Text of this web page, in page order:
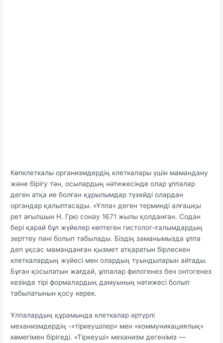
Көпклеткалы организмдердің клеткалары үшін мамандану
және бірігу тән, осылардың нәтижесінде олар ұлпалар
деген атқа ие болған құрылымдар түзейді олардан
органдар қалыптасады. «Ұлпа» деген терминді алғашқы
рет ағылшын Н. Грю сонау 1671 жылы қолданған. Содан
бері қарай бұл жүйелер көптеген гистолог-ғалымдардың
зерттеу пәні болып табылады. Біздің заманымызда ұлпа
деп ұқсас маманданған қызмет атқаратын бірлескен
клеткалардың жүйесі мен олардың туындыларын айтады.
Бұған қосылатын жағдай, ұлпалар филогенез бен онтогенез
кезінде тірі формалардың дамуының нәтижесі болып
табылатынын қосу керек.
Ұлпалардың құрамында клеткалар әртүрлі
механизмдердің -«тіркеушілер» мен «коммуникациялық»
көмегімен бірігеді. «Тіркеуші» механизм дегеніміз —